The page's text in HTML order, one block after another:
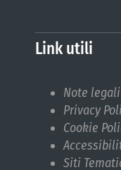
Link utili
Note legali
Privacy
Cookie
Siti